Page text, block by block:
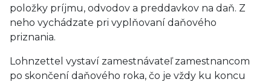
položky príjmu, odvodov a preddavkov na daň. Z
neho vychádzate pri vyplňovaní daňového
priznania.
Lohnzettel vystaví zamestnávateľ zamestnancom
po skončení daňového roka, čo je vždy ku koncu